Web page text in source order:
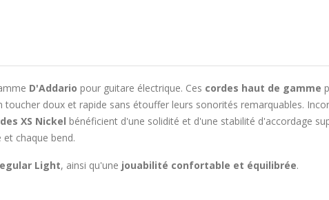
D'Addario pour guitare électrique. Ces cordes haut de gamme
doux et rapide sans étouffer leurs sonorités remarquables.
XS Nickel bénéficient d'une solidité et d'une stabilité d'accordage
chaque bend.
Light, ainsi qu'une jouabilité confortable et équilibrée.